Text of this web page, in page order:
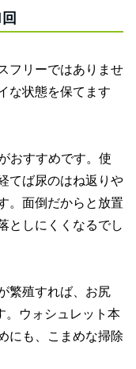
フリーではありませ
な状態を保てます
おすすめです。使
てば尿のはね返りや
。面倒だからと放置
としにくくなるでし
繁殖すれば、お尻
。ウォシュレット本
にも、こまめな掃除